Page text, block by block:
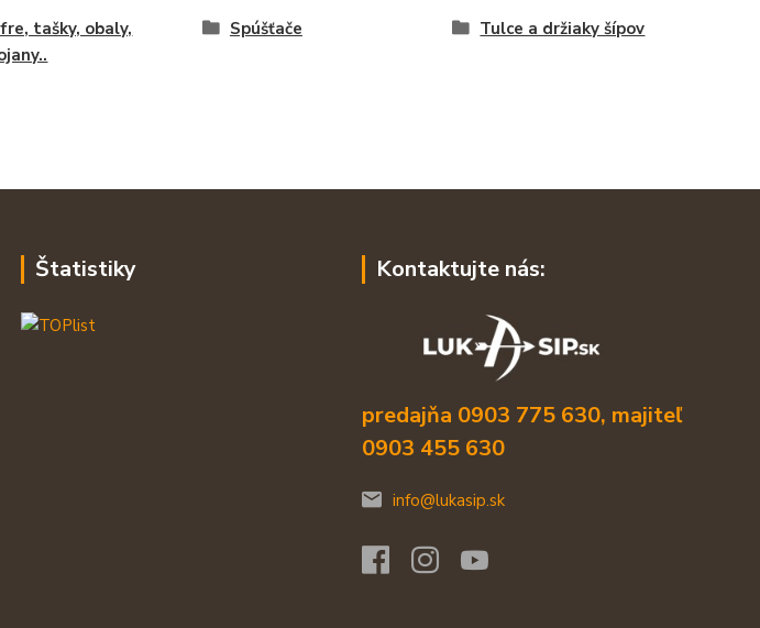
tašky, obaly,
Spúšťače Tulce a držiaky šípov
Štatistiky Kontaktujte nás:
predajňa 0903 775 630, majiteľ
0903 455 630
info@lukasip.sk